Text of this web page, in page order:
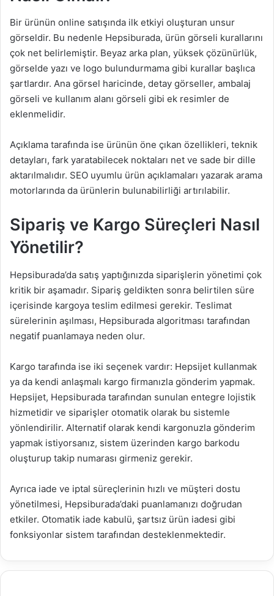
Bir ürünün online satışında ilk etkiyi oluşturan unsur
görseldir. Bu nedenle Hepsiburada, ürün görseli kurallarını
çok net belirlemiştir. Beyaz arka plan, yüksek çözünürlük,
görselde yazı ve logo bulundurmama gibi kurallar başlıca
şartlardır. Ana görsel haricinde, detay görseller, ambalaj
görseli ve kullanım alanı görseli gibi ek resimler de
eklenmelidir.
Açıklama tarafında ise ürünün öne çıkan özellikleri, teknik
detayları, fark yaratabilecek noktaları net ve sade bir dille
aktarılmalıdır. SEO uyumlu ürün açıklamaları yazarak arama
motorlarında da ürünlerin bulunabilirliği artırılabilir.
Sipariş ve Kargo Süreçleri Nasıl
Yönetilir?
Hepsiburada’da satış yaptığınızda siparişlerin yönetimi çok
kritik bir aşamadır. Sipariş geldikten sonra belirtilen süre
içerisinde kargoya teslim edilmesi gerekir. Teslimat
sürelerinin aşılması, Hepsiburada algoritması tarafından
negatif puanlamaya neden olur.
Kargo tarafında ise iki seçenek vardır: Hepsijet kullanmak
ya da kendi anlaşmalı kargo firmanızla gönderim yapmak.
Hepsijet, Hepsiburada tarafından sunulan entegre lojistik
hizmetidir ve siparişler otomatik olarak bu sistemle
yönlendirilir. Alternatif olarak kendi kargonuzla gönderim
yapmak istiyorsanız, sistem üzerinden kargo barkodu
oluşturup takip numarası girmeniz gerekir.
Ayrıca iade ve iptal süreçlerinin hızlı ve müşteri dostu
yönetilmesi, Hepsiburada’daki puanlamanızı doğrudan
etkiler. Otomatik iade kabulü, şartsız ürün iadesi gibi
fonksiyonlar sistem tarafından desteklenmektedir.